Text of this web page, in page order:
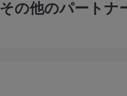
その他のパートナ